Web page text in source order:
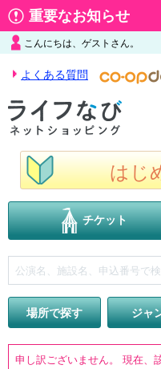
重要なお知らせ
こんにちは、ゲストさん。
よくある質問
はじ
チケット
場所で探す
ジャ
申し訳ございません。 現在、